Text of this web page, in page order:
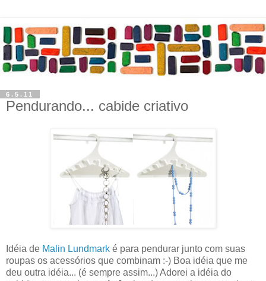
6.5.11
Pendurando... cabide criativo
Idéia de Malin Lundmark é para pendurar junto com suas
roupas os acessórios que combinam :-) Boa idéia que me
deu outra idéia... (é sempre assim...) Adorei a idéia do